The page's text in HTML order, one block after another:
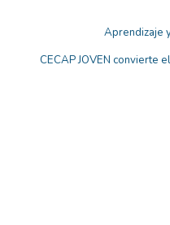
Aprendizaje
CECAP JOVEN convierte